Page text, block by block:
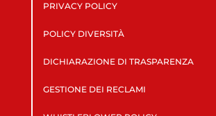
PRIVACY POLICY
POLICY DIVERSITÀ
DICHIARAZIONE DI TRASPARENZA
GESTIONE DEI RECLAMI